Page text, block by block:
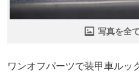
写真を全
ワンオフパーツで装甲車ルッ